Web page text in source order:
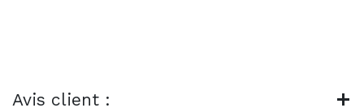
Avis client :